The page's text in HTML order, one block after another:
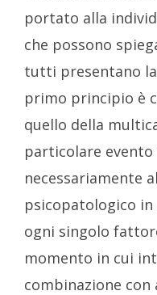
portato alla
che possono
tutti presentano
primo principio è
quello della
particolare evento
necessariamente
psicopatologico
ogni singolo
momento in cui
combinazione